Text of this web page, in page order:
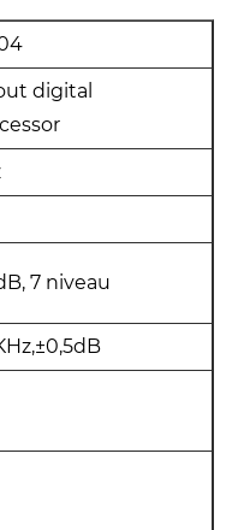
digital
7 niveau